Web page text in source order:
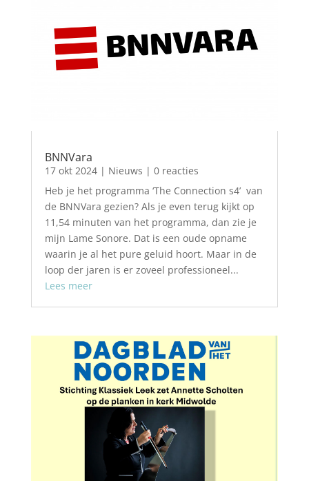
BNNVara
17 okt 2024| Nieuws | 0 reacties
Heb je het programma ‘The Connection s4’ van
de BNNVara gezien? Als je even terug kijkt op
11,54 minuten van het programma, dan zie je
mijn Lame Sonore. Dat is een oude opname
waarin je al het pure geluid hoort. Maar in de
loop der jaren is er zoveel professioneel...
Lees meer